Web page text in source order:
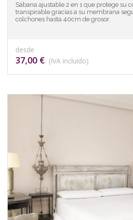
Sábana ajustable 2 en 1 que protege su
transpirable gracias a su membrana
colchones hasta 40cm de grosor.
desde
37,00 € (IVA incluido)